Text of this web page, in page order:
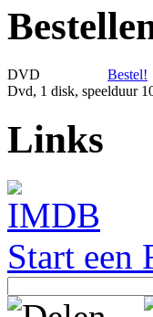
DVD
Bestel!
Dvd, 1 disk, speelduur
Links
Start een